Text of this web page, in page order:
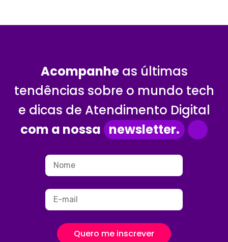
Acompanheas últimas
tendências sobre o mundo tech
e dicas de Atendimento Digital
com a nossa newsletter.
Quero me inscrever